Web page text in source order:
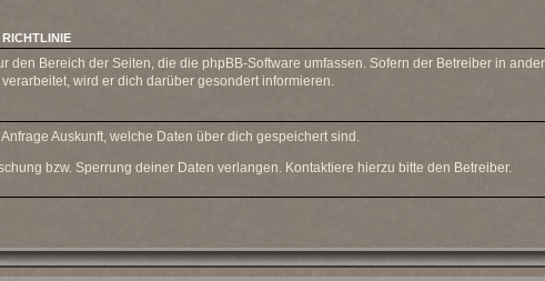
den Bereich der Seiten, die die phpBB-Software umfassen. Sofern der Betreiber in
wird er dich darüber gesondert informieren.
Auskunft, welche Daten über dich gespeichert sind.
bzw. Sperrung deiner Daten verlangen. Kontaktiere hierzu bitte den Betreiber.